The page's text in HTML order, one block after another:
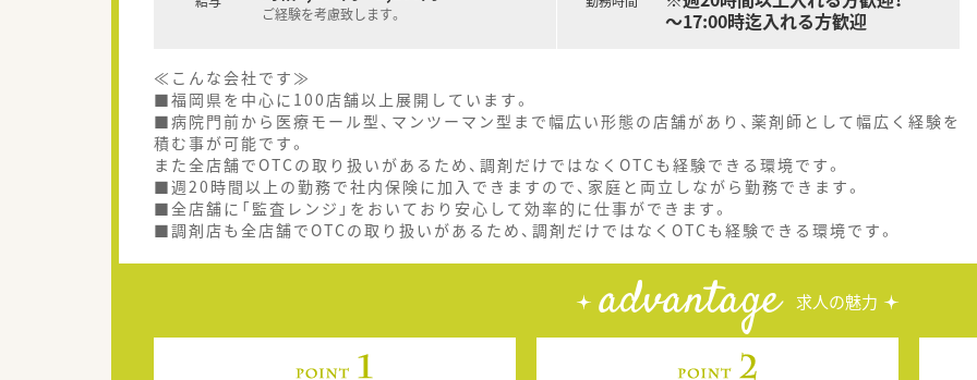
ご経験を考慮致します。
～17:00時迄入れる方歓迎
≪こんな会社です≫
■福岡県を中心に100店舗以上展開しています。
■病院門前から医療モール型、マンツーマン型まで幅広い形態の店舗があり、薬剤師として幅広く経験を
積む事が可能です。
また全店舗でOTCの取り扱いがあるため、調剤だけではなくOTCも経験できる環境です。
■週20時間以上の勤務で社内保険に加入できますので、家庭と両立しながら勤務できます。
■全店舗に「監査レンジ」をおいており安心して効率的に仕事ができます。
■調剤店も全店舗でOTCの取り扱いがあるため、調剤だけではなくOTCも経験できる環境です。
advantage 求人の魅力